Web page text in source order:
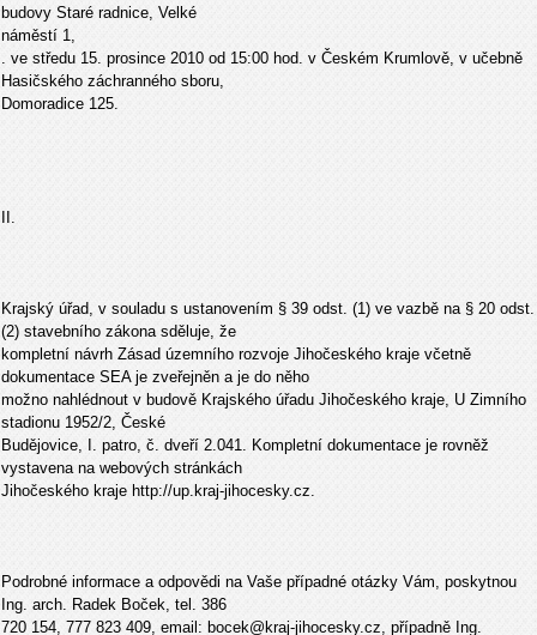
budovy Staré radnice, Velké
náměstí 1,
. ve středu 15. prosince 2010 od 15:00 hod. v Českém Krumlově, v učebně
Hasičského záchranného sboru,
Domoradice 125.
II.
Krajský úřad, v souladu s ustanovením § 39 odst. (1) ve vazbě na § 20 odst.
(2) stavebního zákona sděluje, že
kompletní návrh Zásad územního rozvoje Jihočeského kraje včetně
dokumentace SEA je zveřejněn a je do něho
možno nahlédnout v budově Krajského úřadu Jihočeského kraje, U Zimního
stadionu 1952/2, České
Budějovice, I. patro, č. dveří 2.041. Kompletní dokumentace je rovněž
vystavena na webových stránkách
Jihočeského kraje http://up.kraj-jihocesky.cz.
Podrobné informace a odpovědi na Vaše případné otázky Vám, poskytnou
Ing. arch. Radek Boček, tel. 386
720 154, 777 823 409, email: bocek@kraj-jihocesky.cz, případně Ing.